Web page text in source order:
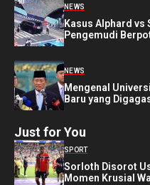
NEWS
Kasus Alphard vs
Pengemudi
NEWS
Mengenal
Baru yang
Just for You
SPORT
Sorloth Disorot
Momen Krusial